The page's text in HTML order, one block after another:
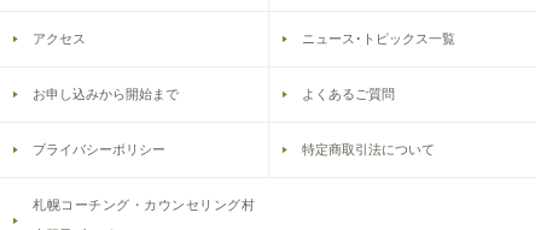
アクセス ニュース･トピックス一覧
お申し込みから開始まで よくあるご質問
プライバシーポリシー 特定商取引法について
札幌コーチング・カウンセリング村